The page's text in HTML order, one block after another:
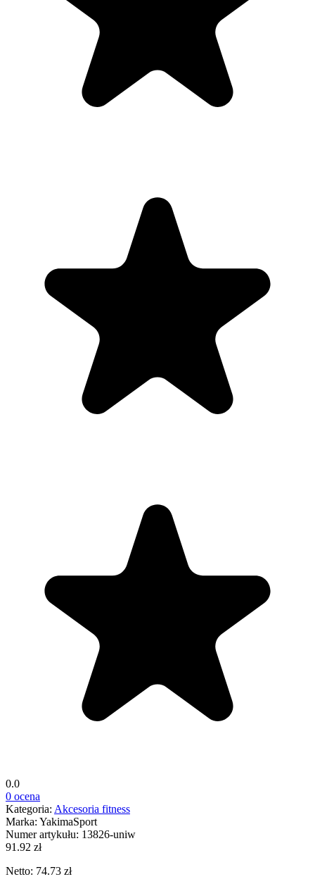
0.0
0 ocena
Kategoria: Akcesoria fitness
Marka: YakimaSport
Numer artykułu: 13826-uniw
91.92 zł
Netto: 74.73 zł